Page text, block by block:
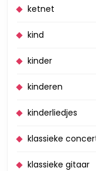
ketnet
kind
kinder
kinderen
kinderliedjes
klassieke
klassieke gitaar